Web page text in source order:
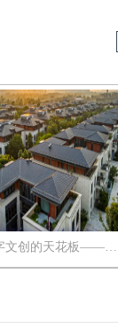
文创的天花板——…